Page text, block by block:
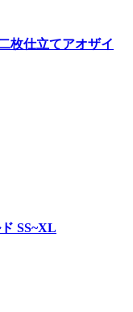
枚仕立てアオザイ
SS~XL